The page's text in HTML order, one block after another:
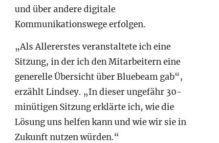
und über andere digitale
Kommunikationswege erfolgen.
„Als Allererstes veranstaltete ich eine
Sitzung, in der ich den Mitarbeitern eine
generelle Übersicht über Bluebeam gab“,
erzählt Lindsey. „In dieser ungefähr 30-
minütigen Sitzung erklärte ich, wie die
Lösung uns helfen kann und wie wir sie in
Zukunft nutzen würden.“